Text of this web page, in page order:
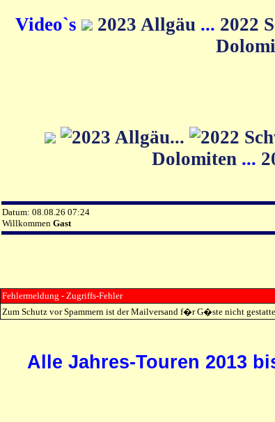
Video`s 2023 Allgäu ... 2022
Dolomiten ...
Datum: 08.08.26 07:24
Willkommen Gast
Fehlermeldung - Zugriffs-Fehler
Zum Schutz vor Spammern ist der Mailversand f�r G�ste nicht
Alle Jahres-Touren 2013